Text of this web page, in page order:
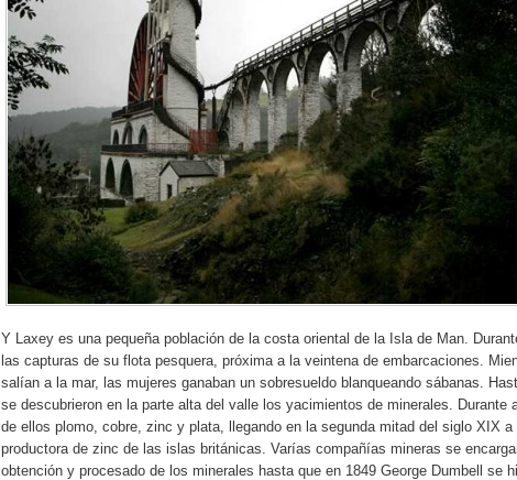
Y Laxey es una pequeña población de la costa oriental de la Isla de Man.
las capturas de su flota pesquera, próxima a la veintena de embarcaciones.
salían a la mar, las mujeres ganaban un sobresueldo blanqueando sábanas.
se descubrieron en la parte alta del valle los yacimientos de minerales. Durante
de ellos plomo, cobre, zinc y plata, llegando en la segunda mitad del siglo XIX a
productora de zinc de las islas británicas. Varías compañías mineras se
obtención y procesado de los minerales hasta que en 1849 George Dumbell se